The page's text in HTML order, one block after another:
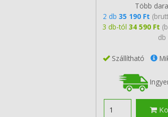
Több
2 db 35 190 Ft
3 db-tól34 590 Ft
db
Szállítható